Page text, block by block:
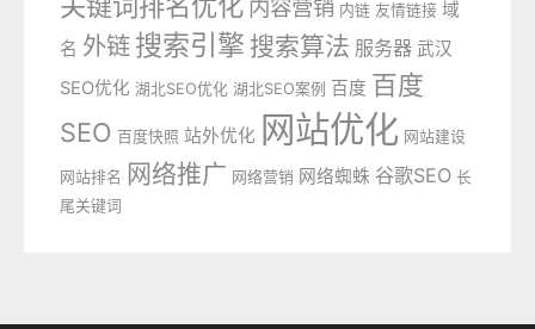
内容营销 内链 友情链接 域
名 外链 搜索引擎 搜索算法 服务器 武汉
SEO优化 湖北SEO优化 湖北SEO案例 百度 百度
SEO 百度快照 站外优化 网站优化 网站建设
网站排名 网络推广 网络营销 网络蜘蛛 谷歌SEO 长
尾关键词